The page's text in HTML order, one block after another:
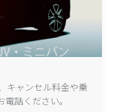
キャンセル料金や乗
話ください。